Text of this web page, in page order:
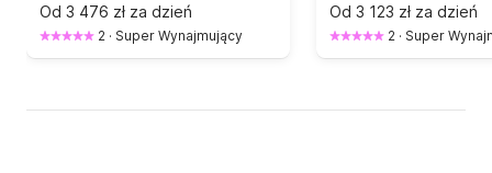
Od 3 476 zł za dzień
2 · Super Wynajmujący
Od 3 123 zł za dzień
2 · Super